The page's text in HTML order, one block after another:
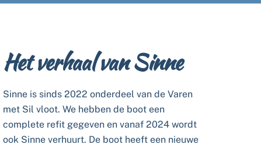
Het verhaal van Sinne
Sinne is sinds 2022 onderdeel van de Varen
met Sil vloot. We hebben de boot een
complete refit gegeven en vanaf 2024 wordt
ook Sinne verhuurt. De boot heeft een nieuwe